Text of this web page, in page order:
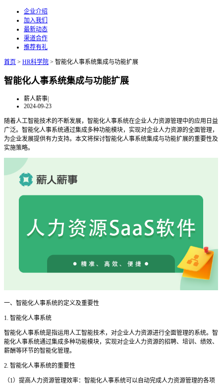
企业介绍
加入我们
最新动态
渠道合作
推荐有礼
首页 > HR科学院 > 智能化人事系统集成与功能扩展
智能化人事系统集成与功能扩展
薪人薪事|
2024-09-23
随着人工智能技术的不断发展，智能化人事系统在企业人力资源管理中的应用日益
广泛。智能化人事系统通过集成多种功能模块，实现对企业人力资源的全面管理，
为企业发展提供有力支持。本文将探讨智能化人事系统集成与功能扩展的重要性及
实施策略。
一、智能化人事系统的定义及重要性
1. 智能化人事系统
智能化人事系统是指运用人工智能技术，对企业人力资源进行全面管理的系统。智
能化人事系统通过集成多种功能模块，实现对企业人力资源的招聘、培训、绩效、
薪酬等环节的智能化管理。
2. 智能化人事系统的重要性
（1）提高人力资源管理效率：智能化人事系统可以自动完成人力资源管理的各项